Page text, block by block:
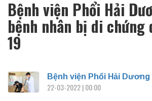
Bệnh viện Phổi Hải
bệnh nhân bị di chứng
19
Bệnh viện Phổi Hải Dương
22-03-2022 | 00:00